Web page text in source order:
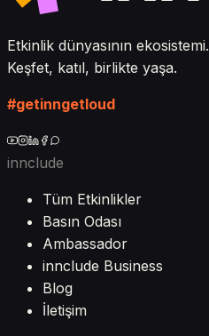
Etkinlik dünyasının ekosistemi.
Keşfet, katıl, birlikte yaşa.
#getinngetloud
innclude
Tüm Etkinlikler
Basın Odası
Ambassador
innclude Business
Blog
İletişim